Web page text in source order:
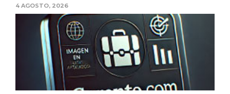
4 AGOSTO, 2026